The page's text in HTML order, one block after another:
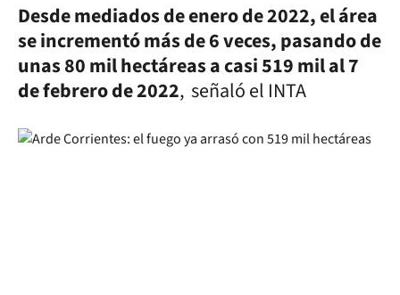
Desde mediados de enero de 2022, el área
se incrementó más de 6 veces, pasando de
unas 80 mil hectáreas a casi 519 mil al 7
de febrero de 2022, señaló el INTA